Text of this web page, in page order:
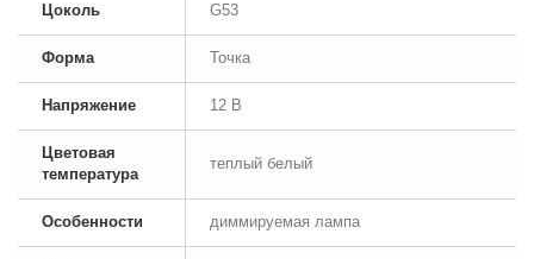
Цоколь G53
Форма Точка
Напряжение 12 В
Цветовая
температура
теплый белый
Особенности диммируемая лампа